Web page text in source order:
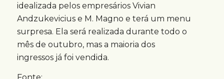
idealizada pelos empresários Vivian
Andzukevicius e M. Magno e terá um menu
surpresa. Ela será realizada durante todo o
mês de outubro, mas a maioria dos
ingressos já foi vendida.